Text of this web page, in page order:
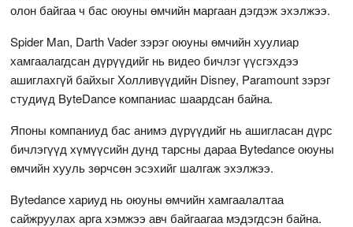
олон байгаа ч бас оюуны өмчийн маргаан дэгдэж эхэлжээ.
Spider Man, Darth Vader зэрэг оюуны өмчийн хуулиар
хамгаалагдсан дүрүүдийг нь видео бичлэг үүсгэхдээ
ашиглахгүй байхыг Холливүүдийн Disney, Paramount зэрэг
студиүд ByteDance компаниас шаардсан байна.
Японы компаниуд бас анимэ дүрүүдийг нь ашигласан дүрс
бичлэгүүд хүмүүсийн дунд тарсны дараа Bytedance оюуны
өмчийн хууль зөрчсөн эсэхийг шалгаж эхэлжээ.
Bytedance хариуд нь оюуны өмчийн хамгаалалтаа
сайжруулах арга хэмжээ авч байгаагаа мэдэгдсэн байна.